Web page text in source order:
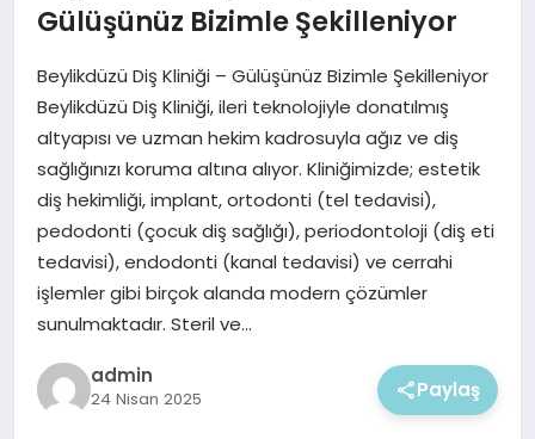
SAĞLIK
TEKNOLOJI
EKONOMI
MAGAZIN
Gülüşünüz Bizimle Şekilleniyor
Beylikdüzü Diş Kliniği – Gülüşünüz Bizimle Şekilleniyor
Beylikdüzü Diş Kliniği, ileri teknolojiyle donatılmış
altyapısı ve uzman hekim kadrosuyla ağız ve diş
sağlığınızı koruma altına alıyor. Kliniğimizde; estetik
diş hekimliği, implant, ortodonti (tel tedavisi),
pedodonti (çocuk diş sağlığı), periodontoloji (diş eti
tedavisi), endodonti (kanal tedavisi) ve cerrahi
işlemler gibi birçok alanda modern çözümler
sunulmaktadır. Steril ve…
admin
24 Nisan 2025 Paylaş